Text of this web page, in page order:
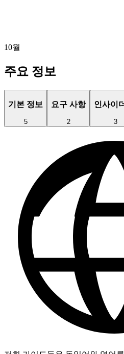
10월
주요 정보
기본 정보
5
요구 사항
2
인사이
3